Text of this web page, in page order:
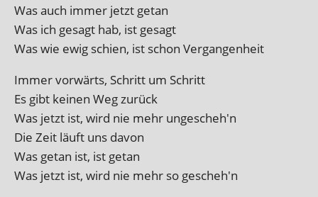
Was auch immer jet­zt getan
Was ich gesagt hab, ist gesagt
Was wie ewig schi­en, ist schon Vergangenheit
Immer vor­wärts, Schritt um Schritt
Es gibt kein­en Weg zurück
Was jet­zt ist, wird nie mehr ungescheh'n
Die Zeit läuft uns davon
Was get­an ist, ist getan
Was jet­zt ist, wird nie mehr so gescheh'n